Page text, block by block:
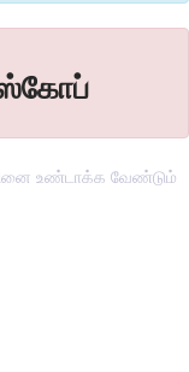
உண்டாக்க வேண்டும்